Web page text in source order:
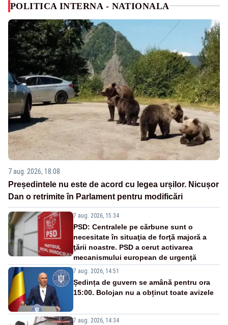
POLITICA INTERNA - NATIONALA
7 aug. 2026, 18:08
Președintele nu este de acord cu legea urșilor. Nicușor
Dan o retrimite în Parlament pentru modificări
7 aug. 2026, 15:34
PSD: Centralele pe cărbune sunt o
necesitate în situaţia de forţă majoră a
ţării noastre. PSD a cerut activarea
mecanismului european de urgenţă
7 aug. 2026, 14:51
Ședința de guvern se amână pentru ora
15:00. Bolojan nu a obținut toate avizele
7 aug. 2026, 14:34